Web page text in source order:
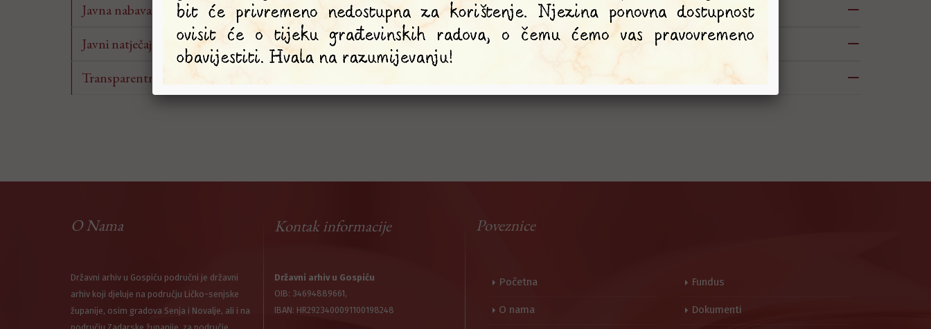
Javna nabava
Javni natječaji
Transparentnost
O Nama
Državni arhiv u Gospiću područni je državni
arhiv koji djeluje na području Ličko-senjske
županije, osim gradova Senja i Novalje, ali i na
Kontak informacije
Državni arhiv u Gospiću
OIB: 34694889661,
IBAN: HR2923400091100198248
Poveznice
Početna
O nama
Fundus
Dokumenti